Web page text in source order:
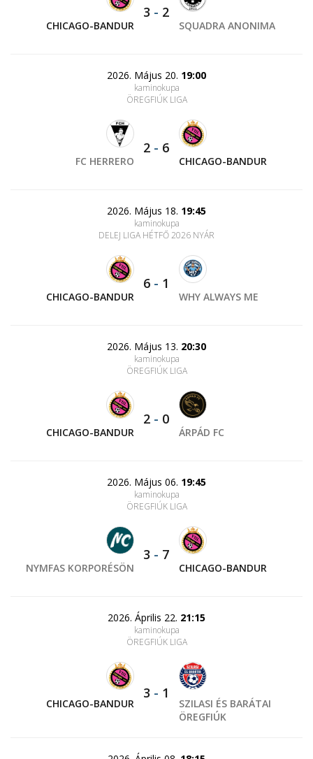
CHICAGO-BANDUR
3 - 2
SQUADRA ANONIMA
2026. Május 20. 19:00
kaminokupa
ÖREGFIÚK LIGA
FC HERRERO
2 - 6
CHICAGO-BANDUR
2026. Május 18. 19:45
kaminokupa
DELEJ LIGA HÉTFŐ 2026 NYÁR
CHICAGO-BANDUR
6 - 1
WHY ALWAYS ME
2026. Május 13. 20:30
kaminokupa
ÖREGFIÚK LIGA
CHICAGO-BANDUR
2 - 0
ÁRPÁD FC
2026. Május 06. 19:45
kaminokupa
ÖREGFIÚK LIGA
NYMFAS KORPORÉSÖN
3 - 7
CHICAGO-BANDUR
2026. Április 22. 21:15
kaminokupa
ÖREGFIÚK LIGA
CHICAGO-BANDUR
3 - 1
SZILASI ÉS BARÁTAI
ÖREGFIÚK